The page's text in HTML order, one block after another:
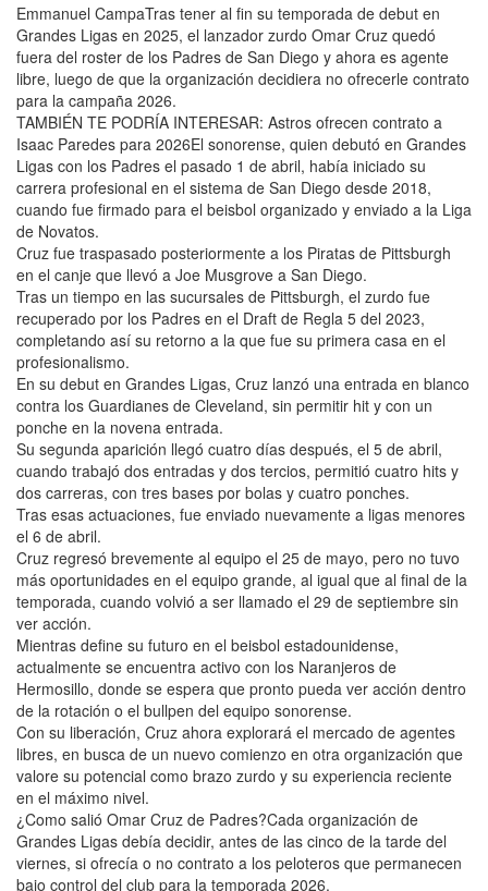
Emmanuel CampaTras tener al fin su temporada de debut en
Grandes Ligas en 2025, el lanzador zurdo Omar Cruz quedó
fuera del roster de los Padres de San Diego y ahora es agente
libre, luego de que la organización decidiera no ofrecerle contrato
para la campaña 2026.
TAMBIÉN TE PODRÍA INTERESAR: Astros ofrecen contrato a
Isaac Paredes para 2026El sonorense, quien debutó en Grandes
Ligas con los Padres el pasado 1 de abril, había iniciado su
carrera profesional en el sistema de San Diego desde 2018,
cuando fue firmado para el beisbol organizado y enviado a la Liga
de Novatos.
Cruz fue traspasado posteriormente a los Piratas de Pittsburgh
en el canje que llevó a Joe Musgrove a San Diego.
Tras un tiempo en las sucursales de Pittsburgh, el zurdo fue
recuperado por los Padres en el Draft de Regla 5 del 2023,
completando así su retorno a la que fue su primera casa en el
profesionalismo.
En su debut en Grandes Ligas, Cruz lanzó una entrada en blanco
contra los Guardianes de Cleveland, sin permitir hit y con un
ponche en la novena entrada.
Su segunda aparición llegó cuatro días después, el 5 de abril,
cuando trabajó dos entradas y dos tercios, permitió cuatro hits y
dos carreras, con tres bases por bolas y cuatro ponches.
Tras esas actuaciones, fue enviado nuevamente a ligas menores
el 6 de abril.
Cruz regresó brevemente al equipo el 25 de mayo, pero no tuvo
más oportunidades en el equipo grande, al igual que al final de la
temporada, cuando volvió a ser llamado el 29 de septiembre sin
ver acción.
Mientras define su futuro en el beisbol estadounidense,
actualmente se encuentra activo con los Naranjeros de
Hermosillo, donde se espera que pronto pueda ver acción dentro
de la rotación o el bullpen del equipo sonorense.
Con su liberación, Cruz ahora explorará el mercado de agentes
libres, en busca de un nuevo comienzo en otra organización que
valore su potencial como brazo zurdo y su experiencia reciente
en el máximo nivel.
¿Como salió Omar Cruz de Padres?Cada organización de
Grandes Ligas debía decidir, antes de las cinco de la tarde del
viernes, si ofrecía o no contrato a los peloteros que permanecen
bajo control del club para la temporada 2026.